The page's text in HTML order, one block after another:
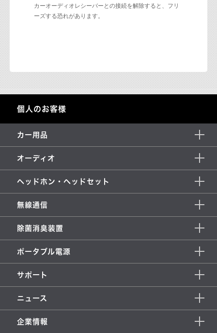
カーオーディオレシーバーとの接続を解除すると、フリ
ーズする恐れがあります。
個人のお客様
カー用品
オーディオ
ヘッドホン・ヘッドセット
無線通信
除菌消臭装置
ポータブル電源
サポート
ニュース
企業情報